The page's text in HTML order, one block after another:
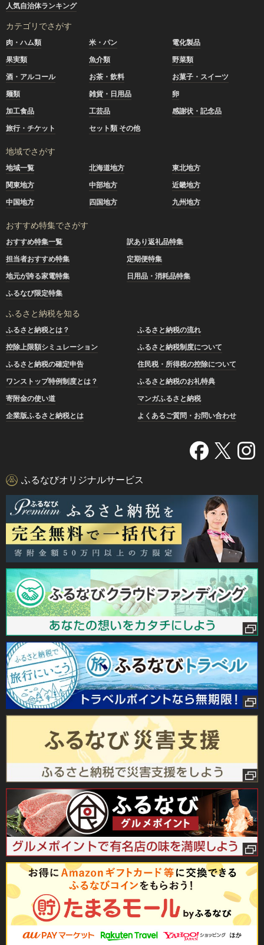
人気自治体ランキング
カテゴリでさがす
肉・ハム類 米・パン
電化製品
果実類
魚介類
野菜類
酒・アルコール
お茶・飲料
お菓子・スイーツ
麺類
雑貨・日用品
卵
加工食品
工芸品
感謝状・記念品
旅行・チケット
セット類 その他
地域でさがす
地域一覧 北海道地方
東北地方
関東地方
中部地方
近畿地方
中国地方
四国地方 九州地方
おすすめ特集でさがす
おすすめ特集一覧
訳あり返礼品特集
担当者おすすめ特集
定期便特集
地元が誇る家電特集
日用品・消耗品特集
ふるなび限定特集
ふるさと納税を知る
ふるさと納税とは？
ふるさと納税の流れ
控除上限額シミュレーション
ふるさと納税制度について
ふるさと納税の確定申告
住民税・所得税の控除について
ワンストップ特例制度とは？
ふるさと納税のお礼特典
寄附金の使い道
マンガふるさと納税
企業版ふるさと納税とは
よくあるご質問・お問い合わせ
ふるなびオリジナルサービス